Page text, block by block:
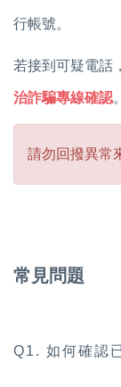
行帳號。
若接到可疑電話，
治詐騙專線確認。
請勿回撥異常
常見問題
Q1. 如何確認